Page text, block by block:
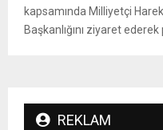
kapsamında Milliyetçi
Başkanlığını ziyaret
REKLAM